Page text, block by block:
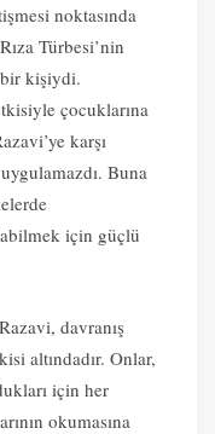
noktasında
Türbesi’nin
bir kişiydi.
çocuklarına
karşı
Buna
için güçlü
davranış
altındadır. Onlar,
için her
okumasına